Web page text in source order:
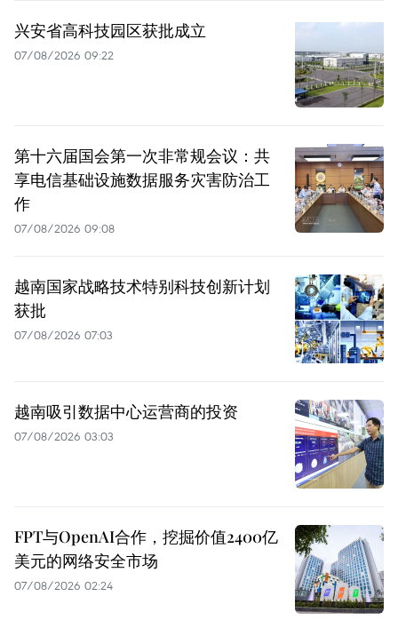
兴安省高科技园区获批成立
07/08/2026 09:22
第十六届国会第一次非常规会议：共
享电信基础设施数据服务灾害防治工
作
07/08/2026 09:08
越南国家战略技术特别科技创新计划
获批
07/08/2026 07:03
越南吸引数据中心运营商的投资
07/08/2026 03:03
FPT与OpenAI合作，挖掘价值2400亿
美元的网络安全市场
07/08/2026 02:24